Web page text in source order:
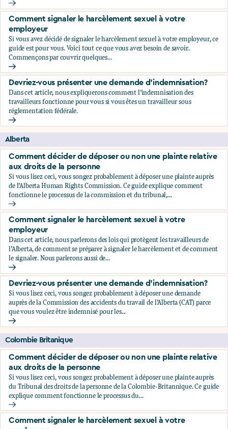
Comment décider de déposer ou non une plainte relative
Comment signaler le harcèlement sexuel à votre
employeur
Si vous avez décidé de signaler le harcèlement sexuel à votre employeur, ce
guide est pour vous. Voici tout ce que vous avez besoin de savoir.
Commençons par couvrir quelques...
Comment signaler le harcèlement sexuel à votre employeur
Devriez-vous présenter une demande d'indemnisation?
Dans cet article, nous expliquerons comment l’indemnisation des
travailleurs fonctionne pour vous si vous êtes un travailleur sous
réglementation fédérale.
Devriez-vous présenter une demande d'indemnisation?
Alberta
Comment décider de déposer ou non une plainte relative
aux droits de la personne
Si vous lisez ceci, vous songez probablement à déposer une plainte auprès
de l’Alberta Human Rights Commission. Ce guide explique comment
fonctionne le processus de la commission et du tribunal,...
Comment décider de déposer ou non une plainte relative
Comment signaler le harcèlement sexuel à votre
employeur
Dans cet article, nous parlerons des lois qui protègent les travailleurs de
l’Alberta, de comment se préparer à signaler le harcèlement et de comment
le signaler. Nous parlerons aussi de...
Comment signaler le harcèlement sexuel à votre employeur
Devriez-vous présenter une demande d'indemnisation?
Si vous lisez ceci, vous songez probablement à déposer une demande
auprès de la Commission des accidents du travail de l’Alberta (CAT) parce
que vous voulez être indemnisé pour les...
Devriez-vous présenter une demande d'indemnisation?
Colombie Britanique
Comment décider de déposer ou non une plainte relative
aux droits de la personne
Si vous lisez ceci, vous songez probablement à déposer une plainte auprès
du Tribunal des droits de la personne de la Colombie-Britannique. Ce guide
explique comment fonctionne le processus du...
Comment décider de déposer ou non une plainte relative
Comment signaler le harcèlement sexuel à votre